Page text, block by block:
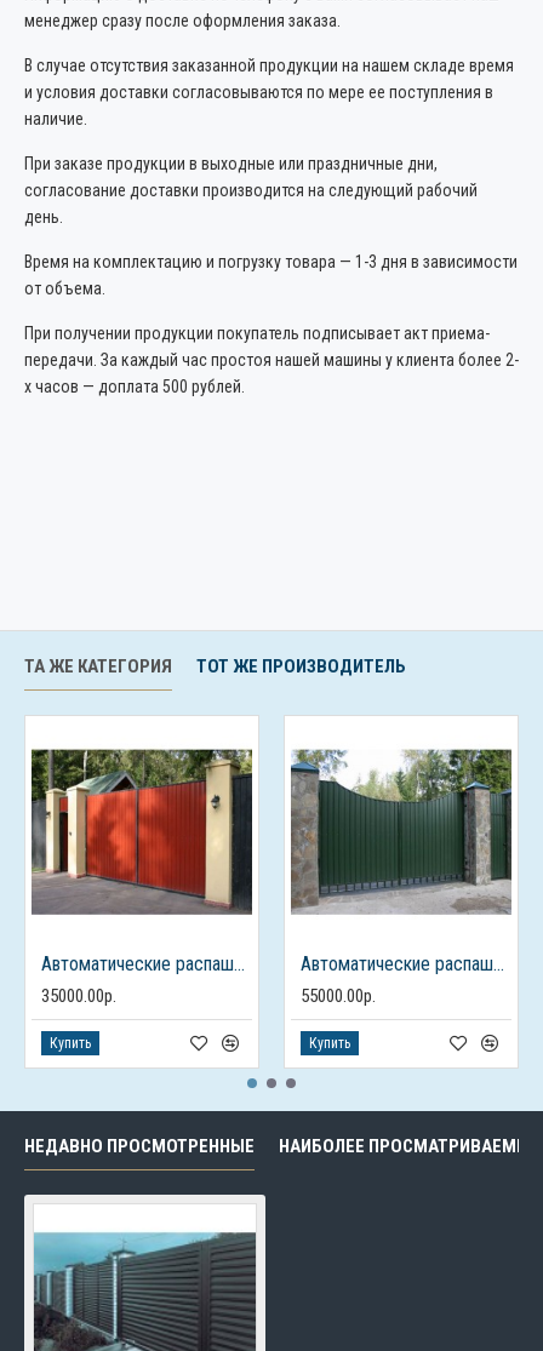
менеджер сразу после оформления заказа.
В случае отсутствия заказанной продукции на нашем складе время
и условия доставки согласовываются по мере ее поступления в
наличие.
При заказе продукции в выходные или праздничные дни,
согласование доставки производится на следующий рабочий
день.
Время на комплектацию и погрузку товара — 1-3 дня в зависимости
от объема.
При получении продукции покупатель подписывает акт приема-
передачи. За каждый час простоя нашей машины у клиента более 2-
х часов — доплата 500 рублей.
ТА ЖЕ КАТЕГОРИЯ ТОТ ЖЕ ПРОИЗВОДИТЕЛЬ
Автоматические распашные ворота из профлиста с калиткой
35000.00р.
Купить
Автоматические распашные ворота с калиткой
55000.00р.
Купить
НЕДАВНО ПРОСМОТРЕННЫЕ НАИБОЛЕЕ ПРОСМАТРИВАЕМЫЕ